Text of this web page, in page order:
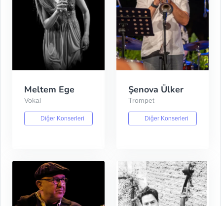
Meltem Ege
Vokal
Diğer Konserleri
Şenova Ülker
Trompet
Diğer Konserleri